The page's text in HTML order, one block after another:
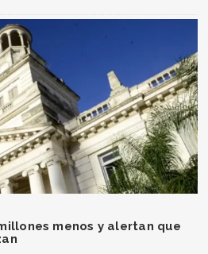
menos y alertan que